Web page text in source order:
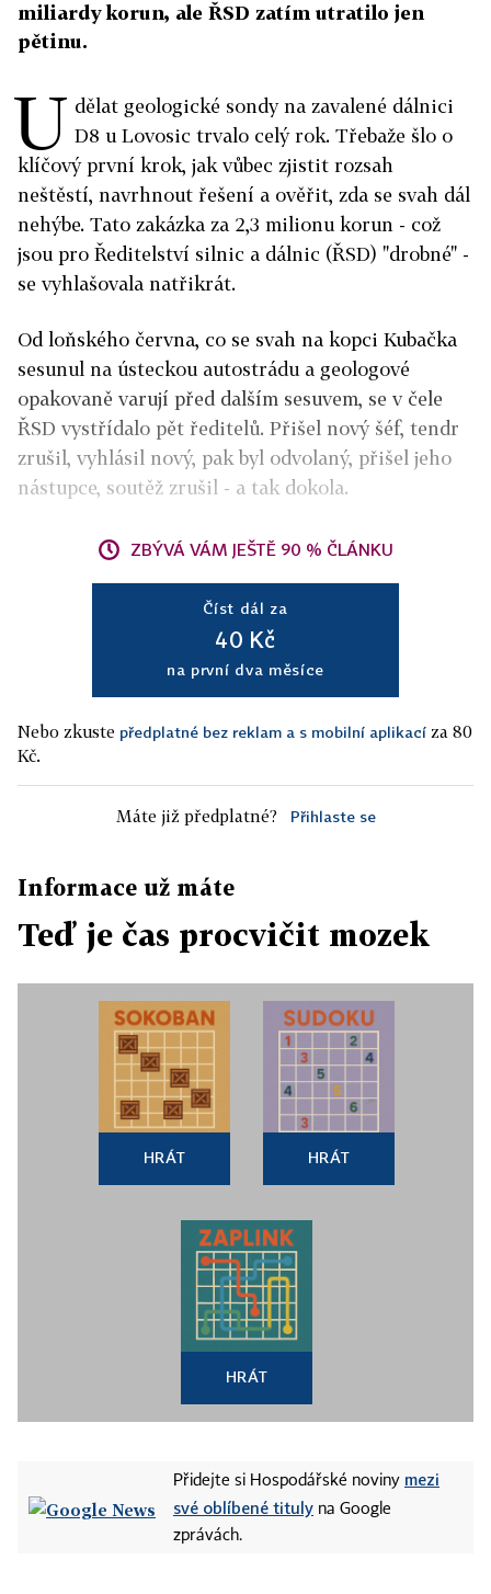
miliardy korun, ale ŘSD zatím utratilo jen
pětinu.
U dělat geologické sondy na zavalené dálnici
D8 u Lovosic trvalo celý rok. Třebaže šlo o
klíčový první krok, jak vůbec zjistit rozsah
neštěstí, navrhnout řešení a ověřit, zda se svah dál
nehýbe. Tato zakázka za 2,3 milionu korun - což
jsou pro Ředitelství silnic a dálnic (ŘSD) "drobné" -
se vyhlašovala natřikrát.
Od loňského června, co se svah na kopci Kubačka
sesunul na ústeckou autostrádu a geologové
opakovaně varují před dalším sesuvem, se v čele
ŘSD vystřídalo pět ředitelů. Přišel nový šéf, tendr
zrušil, vyhlásil nový, pak byl odvolaný, přišel jeho
nástupce, soutěž zrušil - a tak dokola.
ZBÝVÁ VÁM JEŠTĚ 90 % ČLÁNKU
Číst dál za
40 Kč
na první dva měsíce
Nebo zkuste předplatné bez reklam a s mobilní aplikací za 80
Kč.
Máte již předplatné? Přihlaste se
Informace už máte
Teď je čas procvičit mozek
HRÁT HRÁT
HRÁT
Přidejte si Hospodářské noviny mezi
své oblíbené tituly na Google
zprávách.